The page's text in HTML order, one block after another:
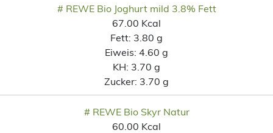
# REWE Bio Joghurt mild 3.8% Fett
67.00 Kcal
Fett: 3.80 g
Eiweis: 4.60 g
KH: 3.70 g
Zucker: 3.70 g
# REWE Bio Skyr Natur
60.00 Kcal